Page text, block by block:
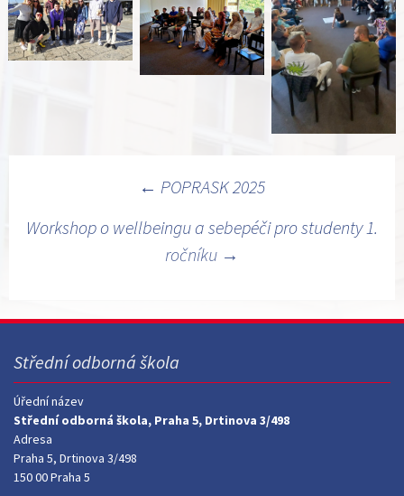
příspěvky
← POPRASK 2025
Workshop o wellbeingu a sebepéči pro studenty 1.
ročníku →
Střední odborná škola
Úřední název
Střední odborná škola, Praha 5, Drtinova 3/498
Adresa
Praha 5, Drtinova 3/498
150 00 Praha 5